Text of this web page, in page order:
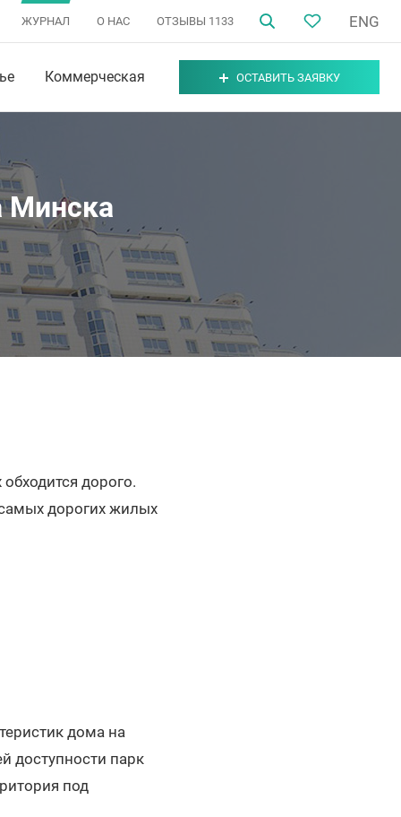
ЖУРНАЛ О НАС ОТЗЫВЫ 1133 ENG
Коммерческая ОСТАВИТЬ ЗАЯВКУ
Минска
дорого.
дорогих жилых
дома на
доступности парк
под